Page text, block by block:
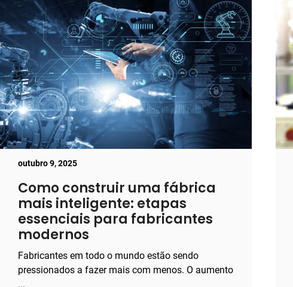
outubro 9, 2025
Como construir uma fábrica
mais inteligente: etapas
essenciais para fabricantes
modernos
Fabricantes em todo o mundo estão sendo
pressionados a fazer mais com menos. O aumento
...